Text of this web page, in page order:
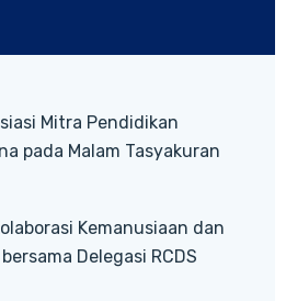
Mitra Pendidikan
pada Malam Tasyakuran
Kemanusiaan dan
Delegasi RCDS